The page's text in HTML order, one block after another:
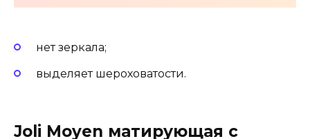
нет зеркала;
выделяет шероховатости.
Joli Moyen матирующая с